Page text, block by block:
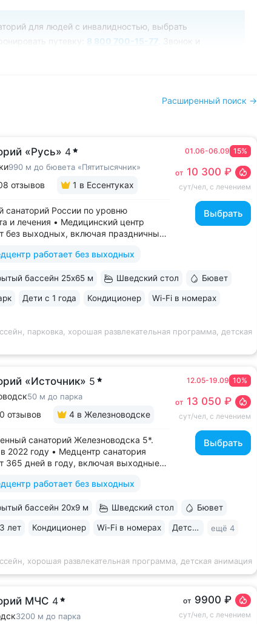
для людей с инвалидностью, выбрать
путевку:
8 800 700-15-77 . Звонок и
Расширенный поиск →
«Русь» 4
990 м до бювета «Пятитысячник»
отзывов 1 в Ессентуках
санаторий России по уровню
и лечения • Медицинский центр
без выходных, включая праздничные
джакузи, каскадом
детская зона. Рядом
работает без выходных
01.06-06.09 15%
от 10 300 ₽
сут/чел, с лечением
Выбрать
бассейн 25х65 м Шведский стол Бювет
Дети с 1 года Кондиционер Wi-Fi в номерах
парковка, хорошая развлекательная программа, детская
«Источник» 5
50 м до парка
отзывов 4 в Железноводске
санаторий Железноводска 5*.
2022 году • Медцентр санатория
365 дней в году, включая выходные
курортный парк, Пушкинская
бальнеогрязелечебница,
работает без выходных
12.05-19.09 10%
от 13 050 ₽
сут/чел, с лечением
Выбрать
бассейн 20х9 м Шведский стол Бювет
лет Кондиционер Wi-Fi в номерах Детская комната ещё 4
хорошая развлекательная программа, детская анимация
МЧС 4
3200 м до парка
от 9900 ₽
сут/чел, с лечением